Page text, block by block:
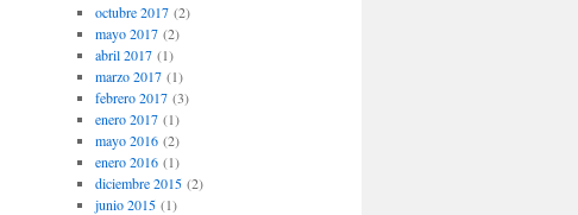
octubre 2017(2)
mayo 2017(2)
abril 2017(1)
marzo 2017(1)
febrero 2017(3)
enero 2017(1)
mayo 2016(2)
enero 2016(1)
diciembre 2015(2)
junio 2015(1)